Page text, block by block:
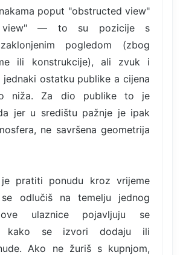
poput "obstructed view"
view" — to su pozicije s
pogledom (zbog
ili konstrukcije), ali zvuk i
jednaki ostatku publike a cijena
niža. Za dio publike to je
jer u središtu pažnje je ipak
ne savršena geometrija
pratiti ponudu kroz vrijeme
odlučiš na temelju jednog
ulaznice pojavljuju se
kako se izvori dodaju ili
Ako ne žuriš s kupnjom,